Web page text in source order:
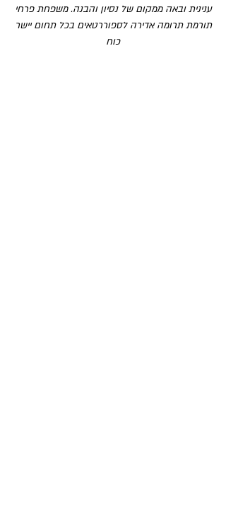
ענינית ובאה ממקום של נסיון והבנה. משפחת פרחי
תורמת תרומה אדירה לספוררטאים בכל תחום יישר
כוח